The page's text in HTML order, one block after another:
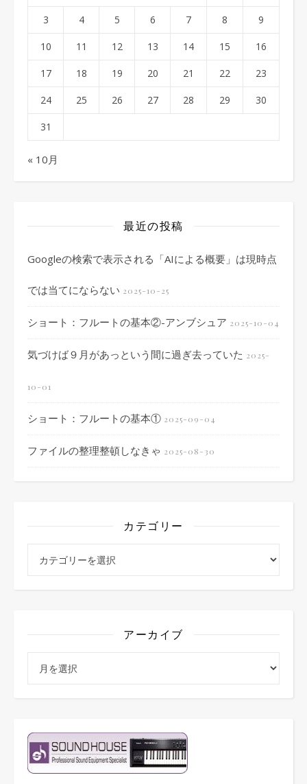
3 4 5 6 7 8 9
10 11 12 13 14 15 16
17 18 19 20 21 22 23
24 25 26 27 28 29 30
31
« 10月
最近の投稿
Googleの検索で表示される「AIによる概要」は現時点
では当てにならない 2025-10-25
ショート：フルートの基本②-アンブシュア 2025-10-04
気づけば９月があっという間に過ぎ去っていた 2025-
10-01
ショート：フルートの基本① 2025-09-04
ファイルの整理整頓しなきゃ 2025-08-30
カテゴリー
アーカイブ